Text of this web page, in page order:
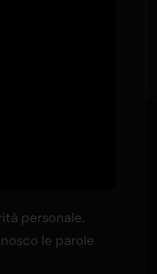
personale.
le parole